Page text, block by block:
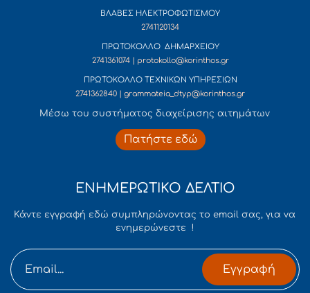
ΒΛΑΒΕΣ ΗΛΕΚΤΡΟΦΩΤΙΣΜΟΥ
2741120134
ΠΡΩΤΟΚΟΛΛΟ ΔΗΜΑΡΧΕΙΟΥ
2741361074 | protokollo@korinthos.gr
ΠΡΩΤΟΚΟΛΛΟ ΤΕΧΝΙΚΩΝ ΥΠΗΡΕΣΙΩΝ
2741362840 | grammateia_dtyp@korinthos.gr
Mέσω του συστήματος διαχείρισης αιτημάτων
Πατήστε εδώ
ΕΝΗΜΕΡΩΤΙΚΟ ΔΕΛΤΙΟ
Κάντε εγγραφή εδώ συμπληρώνοντας το email σας, για να
ενημερώνεστε !
Εγγραφή